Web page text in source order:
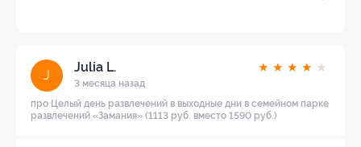
J
Julia L.
3 месяца назад
★ ★ ★ ★ ★
про Целый день развлечений в выходные дни в семейном парке
развлечений «Замания» (1113 руб. вместо 1590 руб.)